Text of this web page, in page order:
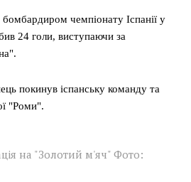
чемпіонату Іспанії у
24 голи, виступаючи за
покинув іспанську команду та
"Роми".
на "Золотий м'яч" Фото: